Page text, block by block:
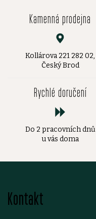
Kamenná prodejna
Kollárova 221 282 02,
Český Brod
Rychlé doručení
Do 2 pracovních dnů
u vás doma
Kontakt